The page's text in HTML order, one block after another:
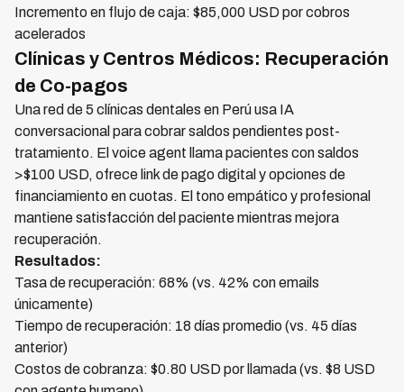
Incremento en flujo de caja: $85,000 USD por cobros
acelerados
Clínicas y Centros Médicos: Recuperación
de Co-pagos
Una red de 5 clínicas dentales en Perú usa IA
conversacional para cobrar saldos pendientes post-
tratamiento. El voice agent llama pacientes con saldos
>$100 USD, ofrece link de pago digital y opciones de
financiamiento en cuotas. El tono empático y profesional
mantiene satisfacción del paciente mientras mejora
recuperación.
Resultados:
Tasa de recuperación: 68% (vs. 42% con emails
únicamente)
Tiempo de recuperación: 18 días promedio (vs. 45 días
anterior)
Costos de cobranza: $0.80 USD por llamada (vs. $8 USD